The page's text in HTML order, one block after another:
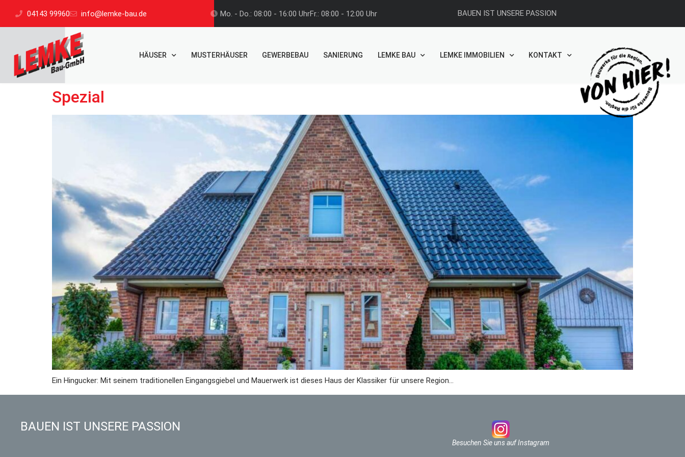
04143 99960 info@lemke-bau.de Mo. - Do.: 08:00 - 16:00 UhrFr.: 08:00 - 12:00 Uhr BAUEN IST UNSERE PASSION
HÄUSER MUSTERHÄUSER GEWERBEBAU SANIERUNG LEMKE BAU LEMKE IMMOBILIEN KONTAKT
Spezial
Ein Hingucker: Mit seinem traditionellen Eingangsgiebel und Mauerwerk ist dieses Haus der Klassiker für unsere Region…
BAUEN IST UNSERE PASSION
Besuchen Sie uns auf Instagram